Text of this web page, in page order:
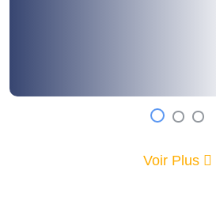
Voir Plus